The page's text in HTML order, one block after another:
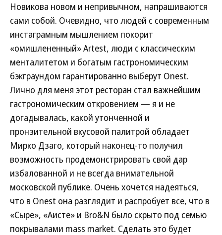
Новикова новом и непривычном, напрашиваются
сами собой. Очевидно, что людей с современным
инстаграмным мышлением покорит
«омишлененный» Artest, люди с классическим
менталитетом и богатым гастрономическим
бэкграундом гарантированно выберут Onest.
Лично для меня этот ресторан стал важнейшим
гастрономическим откровением — я и не
догадывалась, какой утонченной и
пронзительной вкусовой палитрой обладает
Мирко Дзаго, который наконец-то получил
возможность продемонстрировать свой дар
избалованной и не всегда внимательной
московской публике. Очень хочется надеяться,
что в Onest она разглядит и распробует все, что в
«Сыре», «Аисте» и Bro&N было скрыто под семью
покрывалами mass market. Сделать это будет